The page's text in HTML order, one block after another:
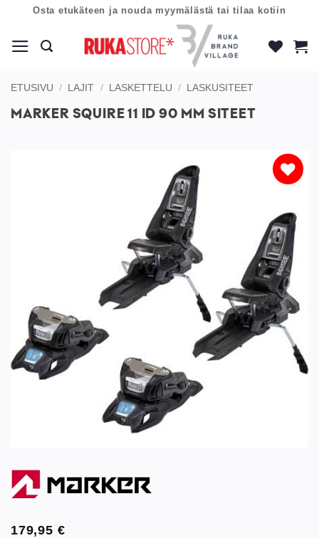
content
Osta etukäteen ja nouda myymälästä tai tilaa kotiin
ETUSIVU / LAJIT / LASKETTELU / LASKUSITEET
MARKER SQUIRE 11 ID 90 MM SITEET
toivelistaan
179,95 €